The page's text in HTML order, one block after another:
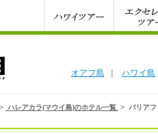
オアフ島 ハワイ島
> ハレアカラ(マウイ島)のホテル一覧 > バリア